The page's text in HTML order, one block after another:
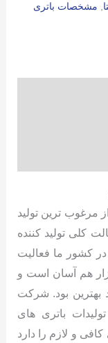
, مشخصات باتری
مرغوب ترین تولید
کلی تولید کننده
کشور ما فعالیت
هم آسان است و
بهترین بود. شرکت
باتری های
و لازم را دارد